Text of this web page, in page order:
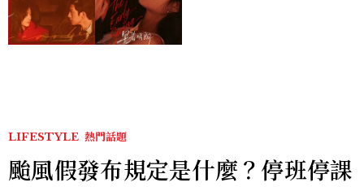
LIFESTYLE 熱門話題
颱風假發布規定是什麼？停班停課